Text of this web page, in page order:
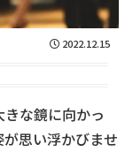
2022.12.15
な鏡に向かっ
思い浮かびませ